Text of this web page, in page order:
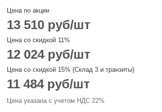
Цена по акции
13 510 руб/шт
Цена со скидкой 11%
12 024руб/шт
Цена со скидкой 15% (Склад 3 и транзиты)
11 484руб/шт
Цена указана с учетом НДС 22%